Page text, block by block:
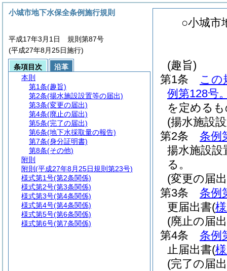
○小城市
(趣旨)
第1条
この
例第128号
を定める
(揚水施設
第2条
条例
揚水施設設
る。
(変更の届
第3条
条例
更届出書(
(廃止の届
第4条
条例
止届出書(
(完了の届
小城市地下水保全条例施行規則
平成17年3月1日 規則第87号
(平成27年8月25日施行)
条項目次
沿革
本則
第1条(趣旨)
第2条(揚水施設設置等の届出)
第3条(変更の届出)
第4条(廃止の届出)
第5条(完了の届出)
第6条(地下水採取量の報告)
第7条(身分証明書)
第8条(その他)
附則
附則 (平成27年8月25日規則第23号)
様式第1号(第2条関係)
様式第2号(第3条関係)
様式第3号(第4条関係)
様式第4号(第4条関係)
様式第5号(第6条関係)
様式第6号(第7条関係)